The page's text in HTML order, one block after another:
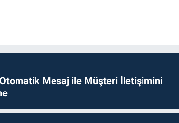
Mesaj ile Müşteri İletişimini